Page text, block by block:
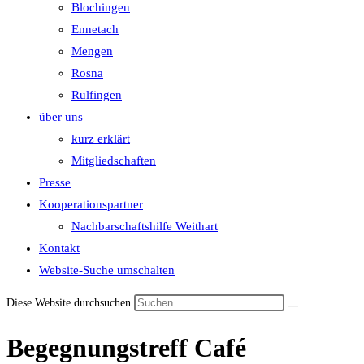
Blochingen
Ennetach
Mengen
Rosna
Rulfingen
über uns
kurz erklärt
Mitgliedschaften
Presse
Kooperationspartner
Nachbarschaftshilfe Weithart
Kontakt
Website-Suche umschalten
Diese Website durchsuchen
Begegnungstreff Café